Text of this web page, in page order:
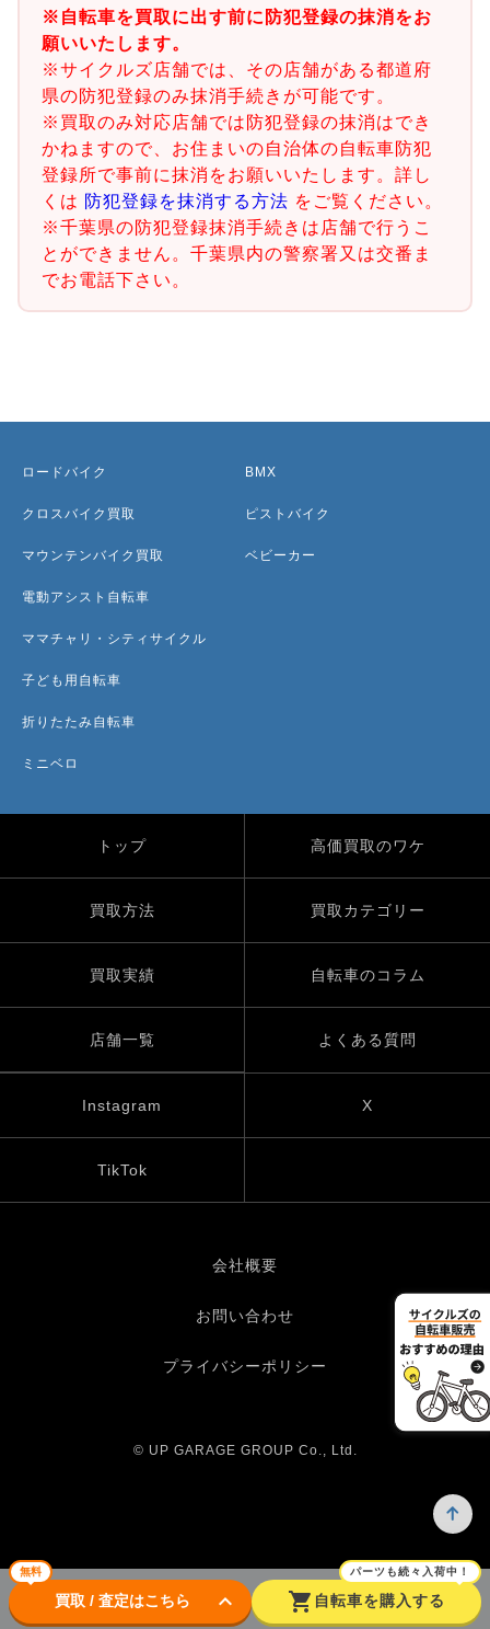
※自転車を買取に出す前に防犯登録の抹消をお
願いいたします。
※サイクルズ店舗では、その店舗がある都道府
県の防犯登録のみ抹消手続きが可能です。
※買取のみ対応店舗では防犯登録の抹消はでき
かねますので、お住まいの自治体の自転車防犯
登録所で事前に抹消をお願いいたします。詳し
くは 防犯登録を抹消する方法 をご覧ください。
※千葉県の防犯登録抹消手続きは店舗で行うこ
とができません。千葉県内の警察署又は交番ま
でお電話下さい。
無料
買取 / 査定はこちら keyboard_arrow_down shopping_cart
パーツも続々入荷中！
自転車を購入する
ロードバイク
クロスバイク買取
マウンテンバイク買取
電動アシスト自転車
ママチャリ・シティサイクル
子ども用自転車
折りたたみ自転車
ミニベロ
BMX
ピストバイク
ベビーカー
トップ 高価買取のワケ
買取方法 買取カテゴリー
買取実績 自転車のコラム
店舗一覧 よくある質問
Instagram X
TikTok
会社概要
お問い合わせ
プライバシーポリシー
© UP GARAGE GROUP Co., Ltd.